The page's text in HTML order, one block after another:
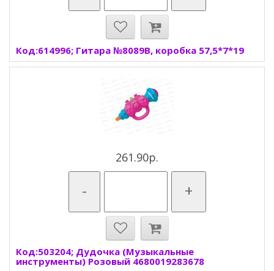
Код:614996; Гитара №8089В, коробка 57,5*7*19
261.90р.
- +
Код:503204; Дудочка (Музыкальные
инструменты) Розовый 4680019283678